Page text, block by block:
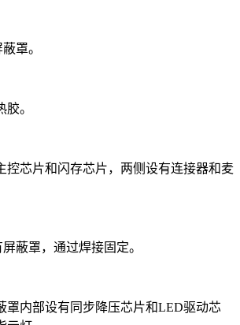
罩。
。
控芯片和闪存芯片，两侧设有连接器和麦
蔽罩，通过焊接固定。
罩内部设有同步降压芯片和LED驱动芯